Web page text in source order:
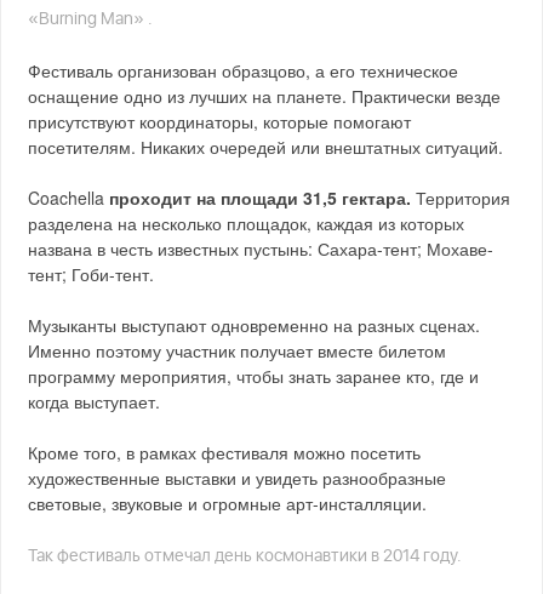
«Burning Man» .
Фестиваль организован образцово, а его техническое
оснащение одно из лучших на планете. Практически везде
присутствуют координаторы, которые помогают
посетителям. Никаких очередей или внештатных ситуаций.
Coachella проходит на площади 31,5 гектара. Территория
разделена на несколько площадок, каждая из которых
названа в честь известных пустынь: Сахара-тент; Мохаве-
тент; Гоби-тент.
Музыканты выступают одновременно на разных сценах.
Именно поэтому участник получает вместе билетом
программу мероприятия, чтобы знать заранее кто, где и
когда выступает.
Кроме того, в рамках фестиваля можно посетить
художественные выставки и увидеть разнообразные
световые, звуковые и огромные арт-инсталляции.
Так фестиваль отмечал день космонавтики в 2014 году.